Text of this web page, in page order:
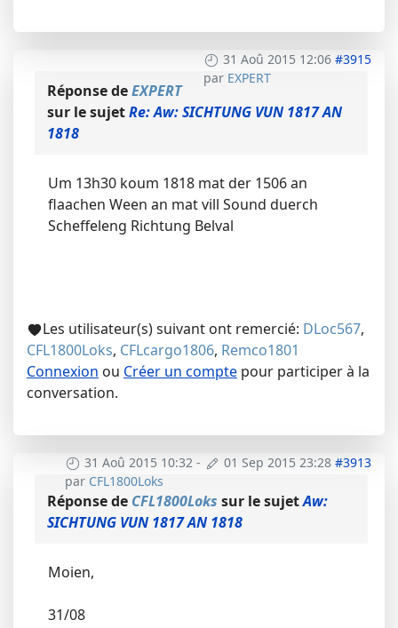
31 Aoû 2015 12:06 #3915
par EXPERT
Réponse deEXPERT
sur le sujetRe: Aw: SICHTUNG VUN 1817 AN
1818
Um 13h30 koum 1818 mat der 1506 an
flaachen Ween an mat vill Sound duerch
Scheffeleng Richtung Belval
Les utilisateur(s) suivant ont remercié: DLoc567,
CFL1800Loks, CFLcargo1806, Remco1801
Connexion ou Créer un compte pour participer à la
conversation.
31 Aoû 2015 10:32 - 01 Sep 2015 23:28 #3913
par CFL1800Loks
Réponse de CFL1800Loks sur le sujetAw:
SICHTUNG VUN 1817 AN 1818
Moien,
31/08